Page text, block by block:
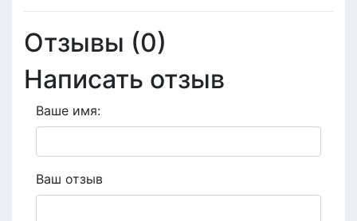
Отзывы (0)
Написать отзыв
Ваше имя:
Ваш отзыв